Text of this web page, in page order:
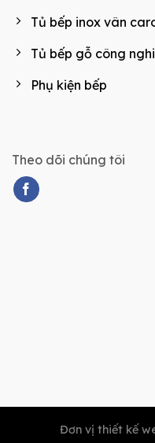
Tủ bếp inox vân
Tủ bếp gỗ công
Phụ kiện bếp
Theo dõi chúng tôi
Đơn vị thiết kế